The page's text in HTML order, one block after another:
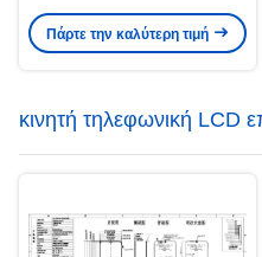
Πάρτε την καλύτερη τιμή
κινητή τηλεφωνική LCD